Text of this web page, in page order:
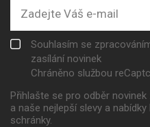
Souhlasím se
zasílání novinek
Chráněno službou
Přihlašte se pro odběr
a naše nejlepší slevy a
schránky.